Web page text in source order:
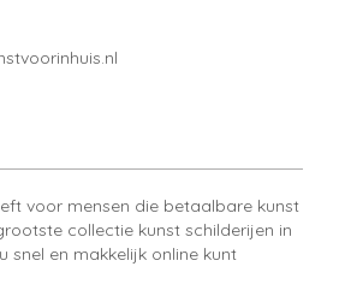
voor mensen die betaalbare kunst
collectie kunst schilderijen in
snel en makkelijk online kunt